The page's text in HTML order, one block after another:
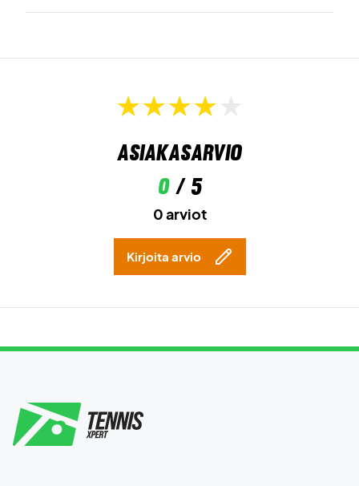
Asiakasarvio
0/ 5
0 arviot
Kirjoita arvio